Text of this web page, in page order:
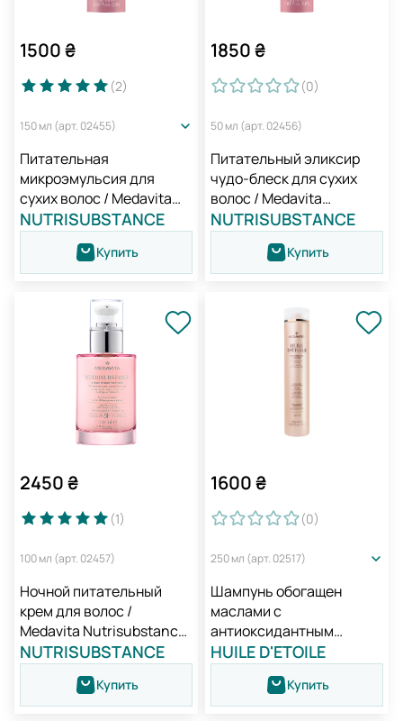
1500₴
(2)
150 мл (арт. 02455)
Питательная
микроэмульсия для
сухих волос / Medavita
Nutrisubstance Nutritive
Repairing Hair
Microemulsion
NUTRISUBSTANCE
Купить
1850₴
(0)
50 мл (арт. 02456)
Питательный эликсир
чудо-блеск для сухих
волос / Medavita
Nutrisubstance Shining
Hair Serum
NUTRISUBSTANCE
Купить
2450₴
(1)
100 мл (арт. 02457)
Ночной питательный
крем для волос /
Medavita Nutrisubstance
8-hour Rescue Treatment
NUTRISUBSTANCE
Купить
1600₴
(0)
250 мл (арт. 02517)
Шампунь обогащен
маслами с
антиоксидантным
действием для блеска и
шелковистости волос /
Medavita Huile D'etoile
Shampoo Di Oil Inebriante
HUILE D'ETOILE
Купить